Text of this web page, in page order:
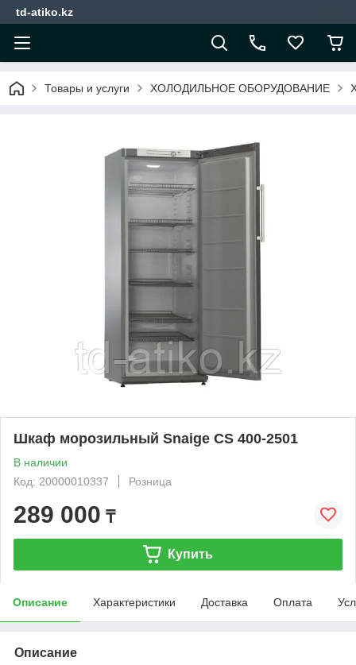
td-atiko.kz
Товары и услуги ХОЛОДИЛЬНОЕ ОБОРУДОВАНИЕ
Шкаф морозильный Snaige CS 400-2501
В наличии
Код: 20000010337
Розница
289 000 ₸
Купить
Описание Характеристики Доставка Оплата
Описание